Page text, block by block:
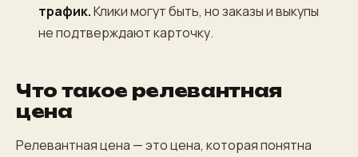
трафик.Клики могут быть, но заказы и выкупы
не подтверждают карточку.
Что такое релевантная
цена
Релевантная цена — это цена, которая понятна